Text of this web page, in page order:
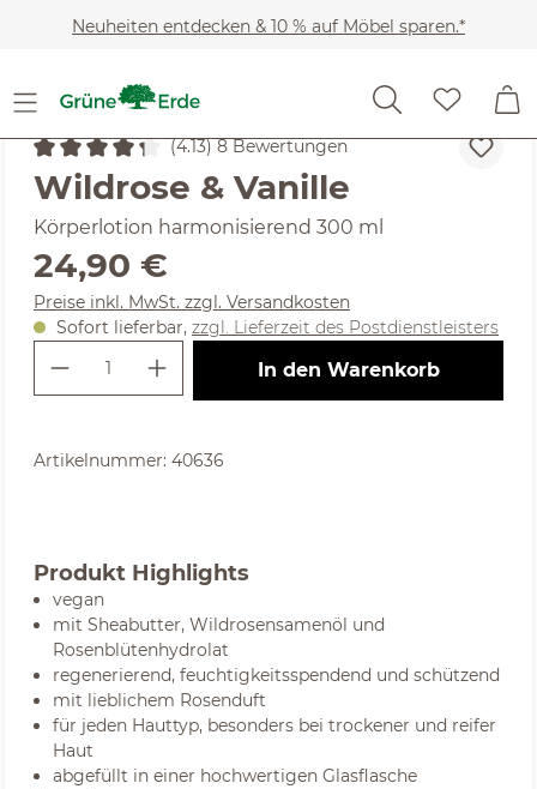
Zum Hauptinhalt springen
Neuheiten entdecken & 10 % auf Möbel sparen.*
Kosmetik Körperpflege Körperlotion & -pflege
Durchschnittliche Bewertung von 4.13 von 5 Sternen
(4.13) 8 Bewertungen
Wildrose & Vanille
Körperlotion harmonisierend 300 ml
Regulärer Preis:
24,90 €
Preise inkl. MwSt. zzgl. Versandkosten
Sofort lieferbar, zzgl. Lieferzeit des Postdienstleisters
Produkt Anzahl: Gib den
In den Warenkorb
Artikelnummer: 40636
Produkt Highlights
vegan
mit Sheabutter, Wildrosensamenöl und
Rosenblütenhydrolat
regenerierend, feuchtigkeitsspendend und schützend
mit lieblichem Rosenduft
für jeden Hauttyp, besonders bei trockener und reifer
Haut
abgefüllt in einer hochwertigen Glasflasche